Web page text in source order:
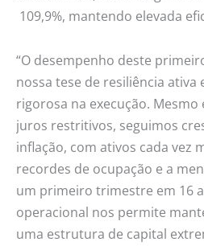
109,9%, mantendo elevada
“O desempenho deste
nossa tese de resiliência
rigorosa na execução.
juros restritivos, seguimos
inflação, com ativos cada vez
recordes de ocupação e a
um primeiro trimestre em 16
operacional nos permite
uma estrutura de capital